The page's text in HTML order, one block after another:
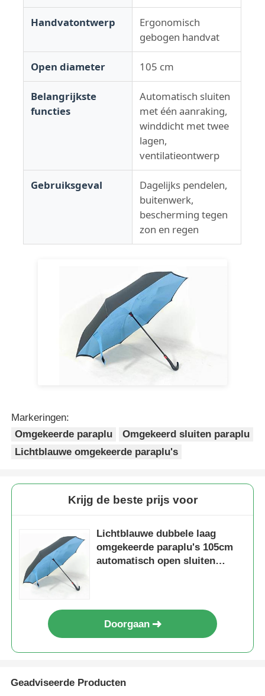
Creatieve paraplu's
Handvatontwerp
Ergonomisch
gebogen handvat
Open diameter 105 cm
Belangrijkste
functies
Automatisch sluiten
met één aanraking,
winddicht met twee
lagen,
ventilatieontwerp
Gebruiksgeval
Dagelijks pendelen,
buitenwerk,
bescherming tegen
zon en regen
Markeringen:
Omgekeerde paraplu
Omgekeerd sluiten paraplu
Lichtblauwe omgekeerde paraplu's
Krijg de beste prijs voor
Lichtblauwe dubbele laag
omgekeerde paraplu's 105cm
automatisch open sluiten
Doorgaan
Geadviseerde Producten